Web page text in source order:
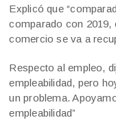
Explicó que
comparado con 2019,
comercio se va a
Respecto al empleo,
empleabilidad, pero
un problema.
empleabilidad”